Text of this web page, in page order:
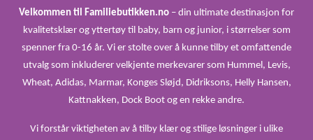
Velkommen til Familiebutikken.no – din ultimate destinasjon for
kvalitetsklær og yttertøy til baby, barn og junior, i størrelser som
spenner fra 0-16 år. Vi er stolte over å kunne tilby et omfattende
utvalg som inkluderer velkjente merkevarer som Hummel, Levis,
Wheat, Adidas, Marmar, Konges Sløjd, Didriksons, Helly Hansen,
Kattnakken, Dock Boot og en rekke andre.
Vi forstår viktigheten av å tilby klær og stilige løsninger i ulike